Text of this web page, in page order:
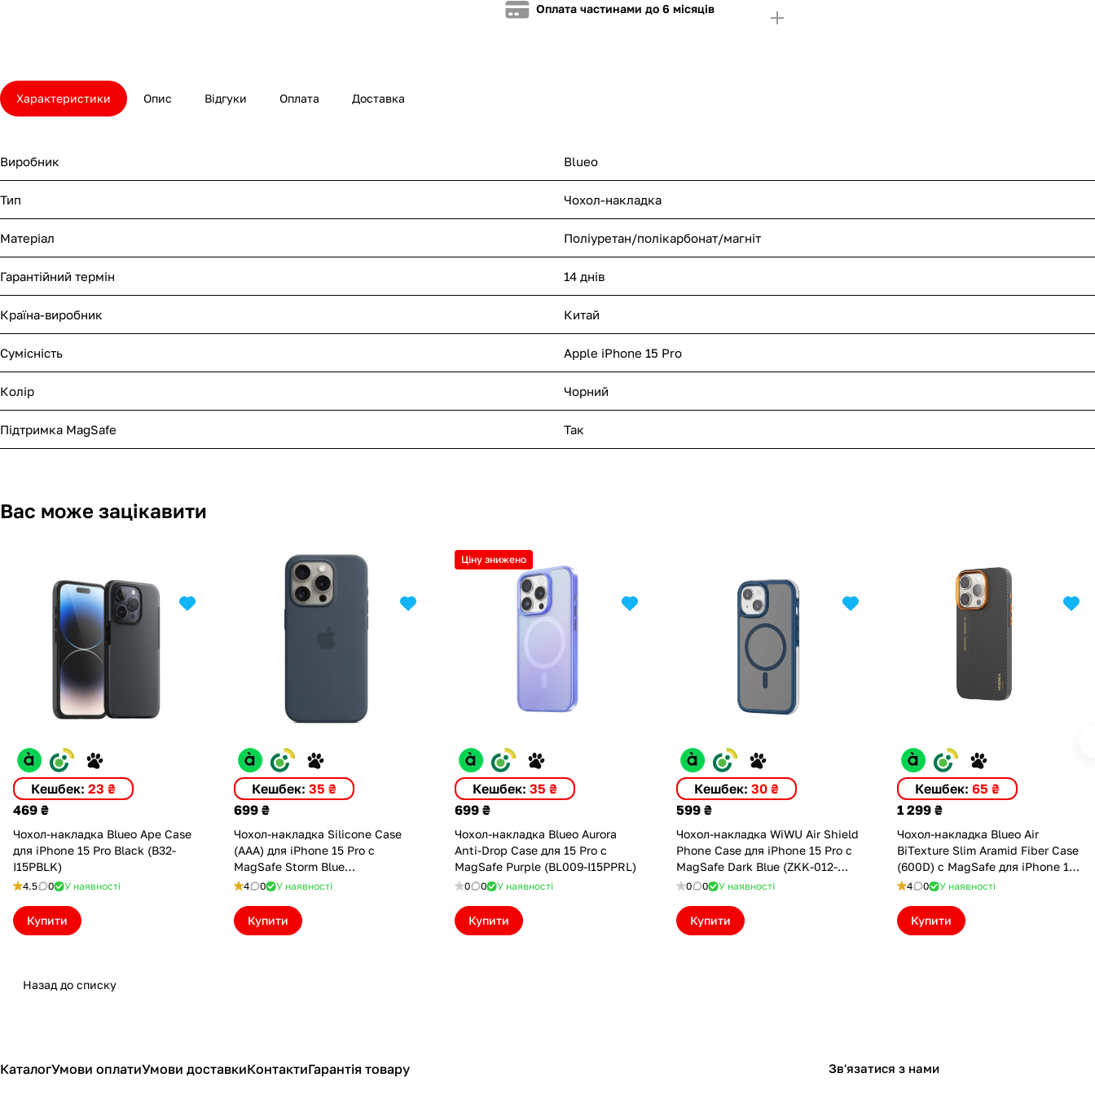
Оплата частинами до 6 місяців
Характеристики Опис Відгуки Оплата Доставка
Виробник Blueo
Тип Чохол-накладка
Матеріал Поліуретан/полікарбонат/магніт
Гарантійний термін 14 днів
Країна-виробник Китай
Сумісність Apple iPhone 15 Pro
Колір Чорний
Підтримка MagSafe Так
Вас може зацікавити
Кешбек: 23 ₴
469 ₴
Чохол-накладка Blueo Ape Case
для iPhone 15 Pro Black (B32-
I15PBLK)
4.5 0 У наявності
Купити
Кешбек:35 ₴
699 ₴
Чохол-накладка Silicone Case
(AAA) для iPhone 15 Pro с
MagSafe Storm Blue
(ASC15PSBL(M))
4 0 У наявності
Купити
Ціну знижено
Кешбек:35 ₴
699 ₴
Чохол-накладка Blueo Aurora
Anti-Drop Case для 15 Pro с
MagSafe Purple (BL009-I15PPRL)
0 0 У наявності
Купити
Кешбек: 30 ₴
599 ₴
Чохол-накладка WiWU Air Shield
Phone Case для iPhone 15 Pro с
MagSafe Dark Blue (ZKK-012-
I15PBL)
0 0 У наявності
Купити
Кешбек: 65 ₴
1 299 ₴
Чохол-накладка Blueo Air
BiTexture Slim Aramid Fiber Case
(600D) с MagSafe для iPhone 15
Pro Orange (B48S-I15P)
4 0 У наявності
Купити
Назад до списку
КаталогУмови оплатиУмови доставкиКонтактиГарантія товару Зв'язатися з нами